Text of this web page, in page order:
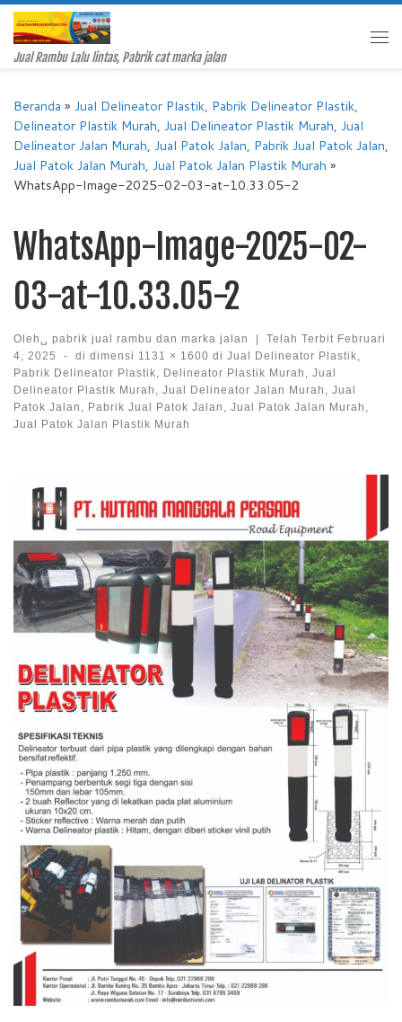
Skip to content
Jual Rambu Lalu lintas, Pabrik cat marka jalan
Beranda » Jual Delineator Plastik, Pabrik Delineator Plastik,
Delineator Plastik Murah, Jual Delineator Plastik Murah, Jual
Delineator Jalan Murah, Jual Patok Jalan, Pabrik Jual Patok Jalan,
Jual Patok Jalan Murah, Jual Patok Jalan Plastik Murah »
WhatsApp-Image-2025-02-03-at-10.33.05-2
WhatsApp-Image-2025-02-
03-at-10.33.05-2
Oleh␣ pabrik jual rambu dan marka jalan Telah Terbit Februari
4, 2025
- di dimensi 1131 × 1600 di Jual Delineator Plastik,
Pabrik Delineator Plastik, Delineator Plastik Murah, Jual
Delineator Plastik Murah, Jual Delineator Jalan Murah, Jual
Patok Jalan, Pabrik Jual Patok Jalan, Jual Patok Jalan Murah,
Jual Patok Jalan Plastik Murah